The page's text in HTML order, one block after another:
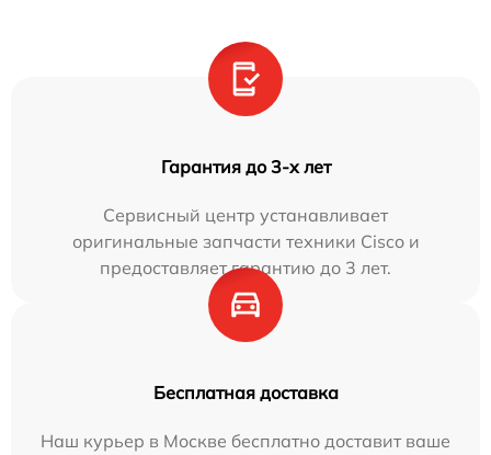
Гарантия до 3-х лет
Сервисный центр устанавливает
оригинальные запчасти техники Cisco и
предоставляет гарантию до 3 лет.
Бесплатная доставка
Наш курьер в Москве бесплатно доставит ваше